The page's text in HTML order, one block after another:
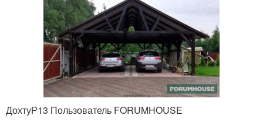
ДохтуР13 Пользователь FORUMHOUSE